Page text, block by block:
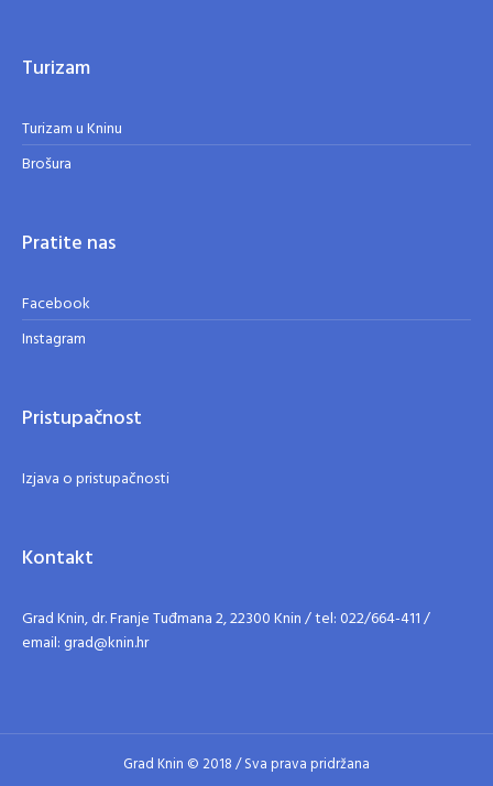
Turizam
Turizam u Kninu
Brošura
Pratite nas
Facebook
Instagram
Pristupačnost
Izjava o pristupačnosti
Kontakt
Grad Knin, dr. Franje Tuđmana 2, 22300 Knin / tel: 022/664-411 /
email: grad@knin.hr
Grad Knin © 2018 / Sva prava pridržana